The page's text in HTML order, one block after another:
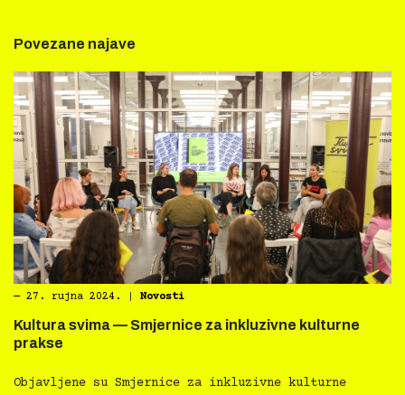
Povezane najave
― 27. rujna 2024. Novosti
Kultura svima — Smjernice za inkluzivne kulturne
prakse
Objavljene su Smjernice za inkluzivne kulturne